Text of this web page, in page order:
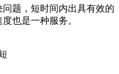
题，短时间内出具有效的
也是一种服务。